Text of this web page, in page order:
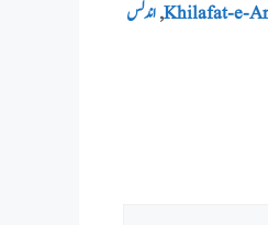
Khilafat-e-
,اندلس